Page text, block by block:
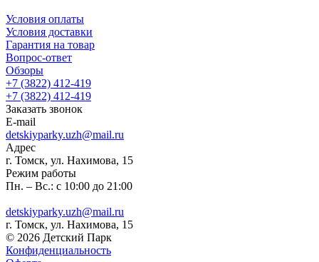
Условия оплаты
Условия доставки
Гарантия на товар
Вопрос-ответ
Обзоры
+7 (3822) 412-419
+7 (3822) 412-419
Заказать звонок
E-mail
detskiyparky.uzh@mail.ru
Адрес
г. Томск, ул. Нахимова, 15
Режим работы
Пн. – Вс.: с 10:00 до 21:00
detskiyparky.uzh@mail.ru
г. Томск, ул. Нахимова, 15
© 2026 Детский Парк
Конфиденциальность